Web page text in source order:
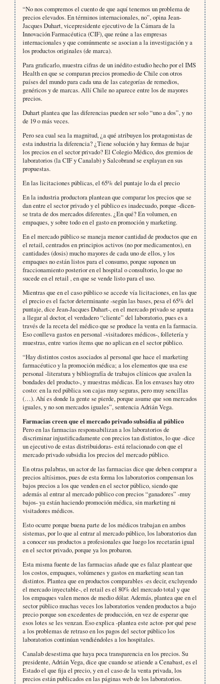
“No nos compremos el cuento de que aquí tenemos un problema de
precios elevados. En términos internacionales, no”, opina Jean-
Jacques Duhart, vicepresidente ejecutivo de la Cámara de la
Innovación Farmacéutica (CIF), que reúne a las empresas
internacionales y que comúnmente se asocian a la investigación y a
los productos originales (de marca).
Para graficarlo, muestra cifras de un inédito estudio hecho por el IMS
Health en que se comparan precios promedio de Chile con otros
países del mundo para cada una de las categorías de remedios,
genéricos y de marcas. Allí Chile no aparece entre los de mayores
precios.
Duhart plantea que las diferencias pueden ser solo “uno a dos”, y no
de 19 o más veces.
Pero sea cual sea la magnitud, ¿a qué atribuyen los protagonistas de
esta industria la diferencia? ¿Tiene solución y hay formas de bajar
los precios en el sector privado? El Colegio Médico, dos gremios de
laboratorios (la CIF y Canalab) y Salcobrand se explayan en sus
propuestas.
En las licitaciones públicas, el 65% del puntaje lo da el precio
En la industria productora plantean que comparar los precios que se
dan entre el sector privado y el público es inadecuado, porque -dicen-
se trata de dos mercados diferentes. ¿En qué? En volumen, en
empaques, y sobre todo en el gasto en promoción y marketing.
En el mercado público se maneja menor cantidad de productos que en
el retail, centrados en principios activos (no por medicamentos), en
cantidades (dosis) mucho mayores de cada uno de ellos, y los
empaques no están listos para el consumo, porque suponen un
fraccionamiento posterior en el hospital o consultorio, lo que no
sucede en el retail , en que se vende listo para el uso.
Mientras que en el caso público se accede vía licitaciones, en las que
el precio es el factor determinante -según las bases, pesa el 65% del
puntaje, dice Jean-Jacques Duhart-, en el mercado privado se apunta
a llegar al doctor, el verdadero “cliente” del laboratorio, pues es a
través de la receta del médico que se produce la venta en la farmacia.
Eso conlleva gastos en personal -visitadores médicos-, folletería y
muestras, entre varios ítems que no aplican en el sector público.
“Hay distintos costos asociados al personal que hace el marketing
farmacéutico y la promoción médica; a los elementos que usa ese
personal -literatura y bibliografía de trabajos clínicos que avalen la
bondades del producto-, y muestras médicas. En los envases hay otro
costo: en la red pública son cajas muy seguras, pero muy sencillas
(…). Ahí es donde la gente se pierde, porque asume que son mercados
iguales, y no son mercados iguales”, sentencia Adrián Vega.
Farmacias creen que el mercado privado subsidia al público
Pero en las farmacias responsabilizan a los laboratorios de
discriminar injustificadamente con precios tan distintos, lo que -dice
un ejecutivo de estas distribuidoras- está relacionado con que el
mercado privado subsidia los precios del mercado público.
En otras palabras, un actor de las farmacias dice que deben comprar a
precios altísimos, pues de esta forma los laboratorios compensan los
bajos precios a los que venden en el sector público, siendo que
además al entrar al mercado público con precios “ganadores” -muy
bajos- ya están haciendo promoción médica, sin marketing ni
visitadores médicos.
Esto ocurre porque buena parte de los médicos trabajan en ambos
sistemas, por lo que al entrar al mercado público, los laboratorios dan
a conocer sus productos a profesionales que luego los recetarán igual
en el sector privado, porque ya los probaron.
Esta misma fuente de las farmacias añade que es falaz plantear que
los costos, empaques, volúmenes y gastos en marketing sean tan
distintos. Plantea que en productos comparables -es decir, excluyendo
el mercado inyectable-, el retail es el 80% del mercado total y que
los empaques valen menos de medio dólar. Además, plantea que en el
sector público muchas veces los laboratorios venden productos a bajo
precio porque son excedentes de producción, en vez de esperar que
esos lotes se les venzan. Eso explica -plantea este actor- por qué pese
a los problemas de retraso en los pagos del sector público los
laboratorios continúan vendiéndoles a los hospitales.
Canalab desestima que haya poca transparencia en los precios. Su
presidente, Adrián Vega, dice que cuando se atiende a Cenabast, es el
Estado el que fija el precio, y en el caso de la venta privada, los
precios están publicados en las páginas web de los laboratorios.